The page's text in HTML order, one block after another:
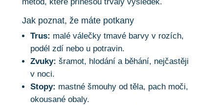
Jak poznat, že máte potkany
Trus: malé válečky tmavé barvy v rozích,
podél zdí nebo u potravin.
Zvuky: šramot, hlodání a běhání, nejčastěji
v noci.
Stopy: mastné šmouhy od těla, pach moči,
okousané obaly.